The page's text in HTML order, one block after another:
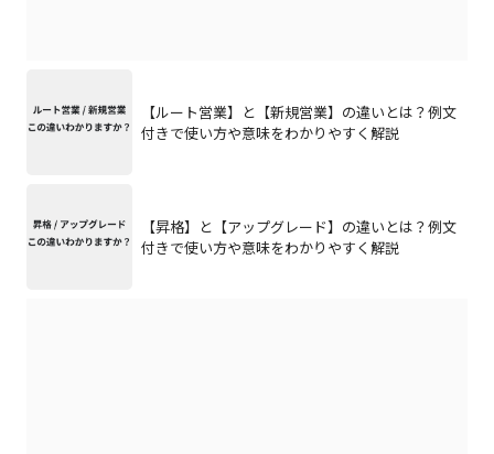
【ルート営業】と【新規営業】の違いとは？例文
付きで使い方や意味をわかりやすく解説
【昇格】と【アップグレード】の違いとは？例文
付きで使い方や意味をわかりやすく解説